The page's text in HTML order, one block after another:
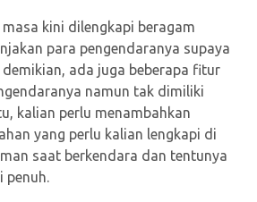
kini dilengkapi beragam
para pengendaranya supaya
demikian, ada juga beberapa fitur
namun tak dimiliki
kalian perlu menambahkan
yang perlu kalian lengkapi di
saat berkendara dan tentunya
penuh.